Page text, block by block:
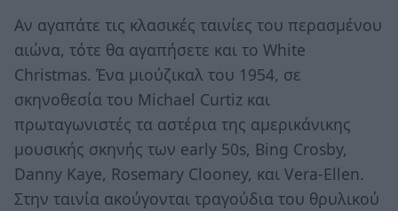
Αν αγαπάτε τις κλασικές ταινίες του περασμένου
αιώνα, τότε θα αγαπήσετε και το White
Christmas. Ένα μιούζικαλ του 1954, σε
σκηνοθεσία του Michael Curtiz και
πρωταγωνιστές τα αστέρια της αμερικάνικης
μουσικής σκηνής των early 50s, Bing Crosby,
Danny Kaye, Rosemary Clooney, και Vera-Ellen.
Στην ταινία ακούγονται τραγούδια του θρυλικού